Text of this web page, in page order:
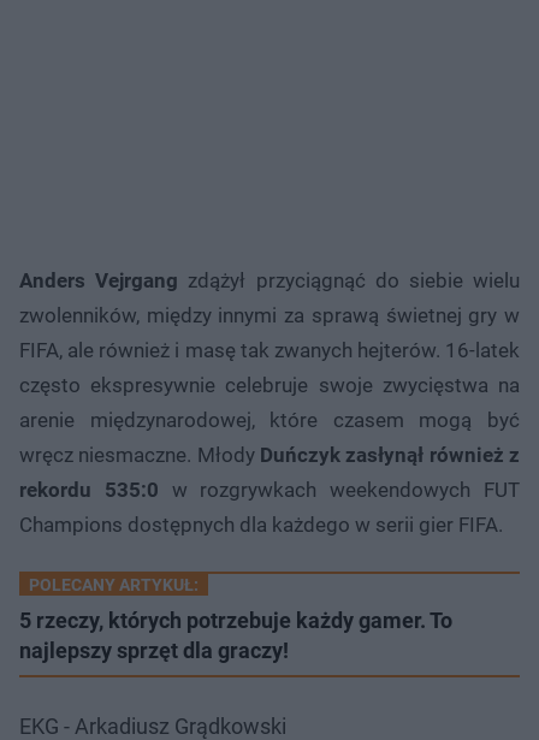
Anders Vejrgang zdążył przyciągnąć do siebie wielu
zwolenników, między innymi za sprawą świetnej gry w
FIFA, ale również i masę tak zwanych hejterów. 16-latek
często ekspresywnie celebruje swoje zwycięstwa na
arenie międzynarodowej, które czasem mogą być
wręcz niesmaczne. Młody Duńczyk zasłynął również z
rekordu 535:0 w rozgrywkach weekendowych FUT
Champions dostępnych dla każdego w serii gier FIFA.
POLECANY ARTYKUŁ:
5 rzeczy, których potrzebuje każdy gamer. To
najlepszy sprzęt dla graczy!
EKG - Arkadiusz Grądkowski